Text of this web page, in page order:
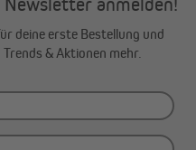
muss die Abdeckkappe
so sind zwei Rollläden
zwei Rollläden mit dem
deine erste Bestellung und
& Aktionen mehr.